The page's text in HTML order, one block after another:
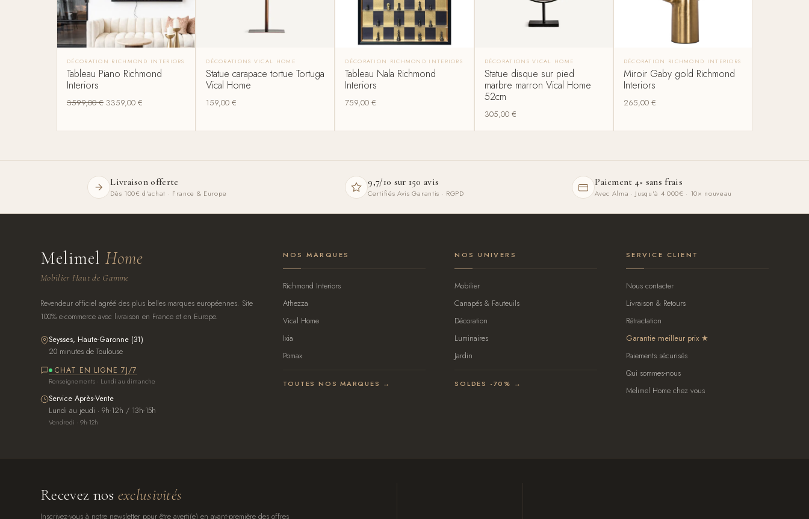
DÉCORATION RICHMOND INTERIORS
Tableau Piano Richmond
Interiors
3599,00€ 3359,00€
DÉCORATIONS VICAL HOME
Statue carapace tortue Tortuga
Vical Home
159,00€
DÉCORATION RICHMOND INTERIORS
Tableau Nala Richmond
Interiors
759,00€
DÉCORATIONS VICAL HOME
Statue disque sur pied
marbre marron Vical Home
52cm
305,00 €
DÉCORATION RICHMOND INTERIORS
Miroir Gaby gold Richmond
Interiors
265,00 €
Livraison offerte
Dès 100€ d'achat · France & Europe
9,7/10 sur 150 avis
Certifiés Avis Garantis · RGPD
Paiement 4× sans frais
Avec Alma · Jusqu'à 4 000€ · 10× nouveau
MelimelHome
Mobilier Haut de Gamme
Revendeur officiel agréé des plus belles marques européennes. Site
100% e-commerce avec livraison en France et en Europe.
Seysses, Haute-Garonne (31)
20 minutes de Toulouse
CHAT EN LIGNE 7J/7
Renseignements · Lundi au dimanche
Service Après-Vente
Lundi au jeudi · 9h-12h / 13h-15h
Vendredi · 9h-12h
NOS MARQUES
Richmond Interiors
Athezza
Vical Home
Ixia
Pomax
TOUTES NOS MARQUES →
NOS UNIVERS
Mobilier
Canapés & Fauteuils
Décoration
Luminaires
Jardin
SOLDES -70% →
SERVICE CLIENT
Nous contacter
Livraison & Retours
Rétractation
Garantie meilleur prix
Paiements sécurisés
Qui sommes-nous
Melimel Home chez vous
Recevez nos exclusivités
Inscrivez-vous à notre newsletter pour être averti(e) en avant-première des offres